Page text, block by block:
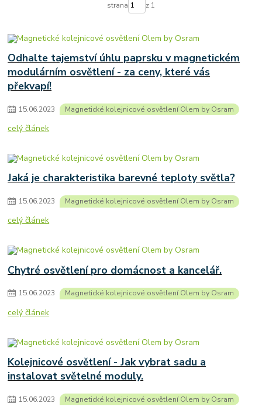
strana z 1
Odhalte tajemství úhlu paprsku v magnetickém
modulárním osvětlení - za ceny, které vás
překvapí!
15.06.2023 Magnetické kolejnicové osvětlení Olem by Osram
celý článek
Jaká je charakteristika barevné teploty světla?
15.06.2023 Magnetické kolejnicové osvětlení Olem by Osram
celý článek
Chytré osvětlení pro domácnost a kancelář.
15.06.2023 Magnetické kolejnicové osvětlení Olem by Osram
celý článek
Kolejnicové osvětlení - Jak vybrat sadu a
instalovat světelné moduly.
15.06.2023 Magnetické kolejnicové osvětlení Olem by Osram